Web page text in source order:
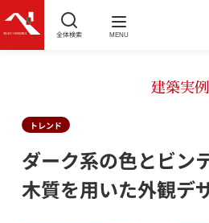
全体検索 MENU
建築実例
トレンド
ダーク系の色とビン
木質を用いた外観デ